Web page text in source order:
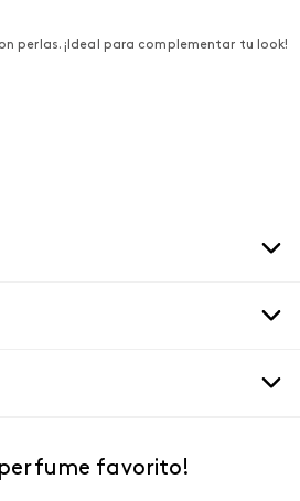
perlas. ¡Ideal para complementar tu look!
favorito!